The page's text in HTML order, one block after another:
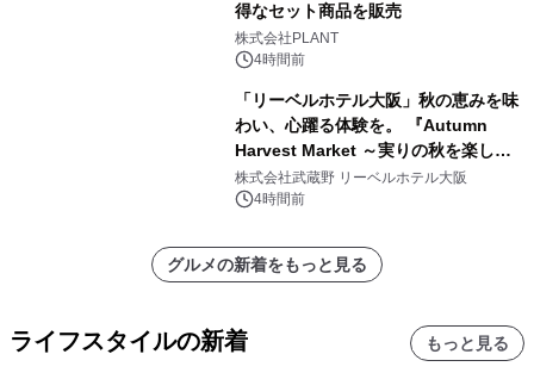
得なセット商品を販売
株式会社PLANT
4時間前
「リーベルホテル大阪」秋の恵みを味
わい、心躍る体験を。 『Autumn
Harvest Market ～実りの秋を楽しむ
ディナー&スイーツビュッフェ～』を9
月18日より開催！
株式会社武蔵野 リーベルホテル大阪
4時間前
グルメの新着をもっと見る
ライフスタイルの新着 もっと見る